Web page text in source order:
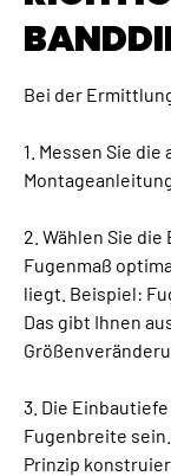
Bei der
1. Messen Sie
2. Wählen Sie
Fugenmaß
liegt. Beispiel:
Das gibt Ihnen
3. Die
Fugenbreite
Prinzip